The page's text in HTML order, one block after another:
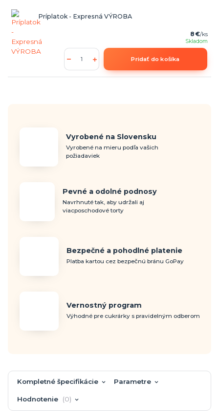
Príplatok - Expresná VÝROBA
8 €/ks
Skladom
Pridať do košíka
Vyrobené na Slovensku
Vyrobené na mieru podľa vašich
požiadaviek
Pevné a odolné podnosy
Navrhnuté tak, aby udržali aj
viacposchodové torty
Bezpečné a pohodlné platenie
Platba kartou cez bezpečnú bránu GoPay
Vernostný program
Výhodné pre cukrárky s pravidelným odberom
Kompletné špecifikácie Parametre
Hodnotenie 0